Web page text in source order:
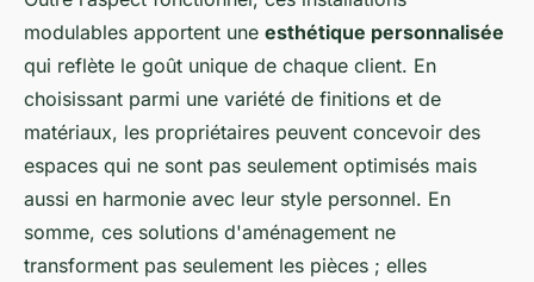
modulables apportent une esthétique personnalisée
qui reflète le goût unique de chaque client. En
choisissant parmi une variété de finitions et de
matériaux, les propriétaires peuvent concevoir des
espaces qui ne sont pas seulement optimisés mais
aussi en harmonie avec leur style personnel. En
somme, ces solutions d'aménagement ne
transforment pas seulement les pièces ; elles